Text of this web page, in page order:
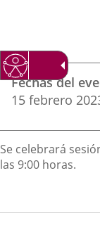
Datos
del
evento
Fechas del
15 febrero
Descripción
Se celebrará
las 9:00 horas.